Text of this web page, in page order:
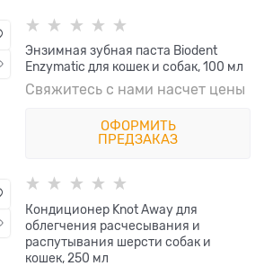
Энзимная зубная паста Biodent
Enzymatic для кошек и собак, 100 мл
Свяжитесь с нами насчет цены
ОФОРМИТЬ
ПРЕДЗАКАЗ
Кондиционер Knot Away для
облегчения расчесывания и
распутывания шерсти собак и
кошек, 250 мл